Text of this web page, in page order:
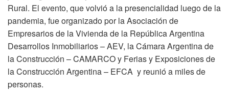
Rural. El evento, que volvió a la presencialidad luego de la
pandemia, fue organizado por la Asociación de
Empresarios de la Vivienda de la República Argentina
Desarrollos Inmobiliarios – AEV, la Cámara Argentina de
la Construcción – CAMARCO y Ferias y Exposiciones de
la Construcción Argentina – EFCA y reunió a miles de
personas.